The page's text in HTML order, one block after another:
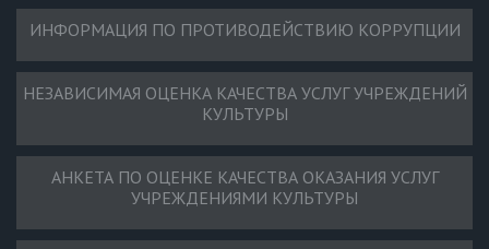
ИНФОРМАЦИЯ ПО ПРОТИВОДЕЙСТВИЮ КОРРУПЦИИ
НЕЗАВИСИМАЯ ОЦЕНКА КАЧЕСТВА УСЛУГ УЧРЕЖДЕНИЙ
КУЛЬТУРЫ
АНКЕТА ПО ОЦЕНКЕ КАЧЕСТВА ОКАЗАНИЯ УСЛУГ
УЧРЕЖДЕНИЯМИ КУЛЬТУРЫ